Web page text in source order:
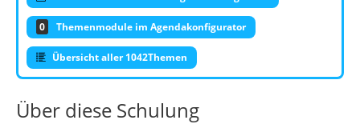
0 Themenmodule im Agendakonfigurator
Übersicht aller 1042Themen
Über diese Schulung